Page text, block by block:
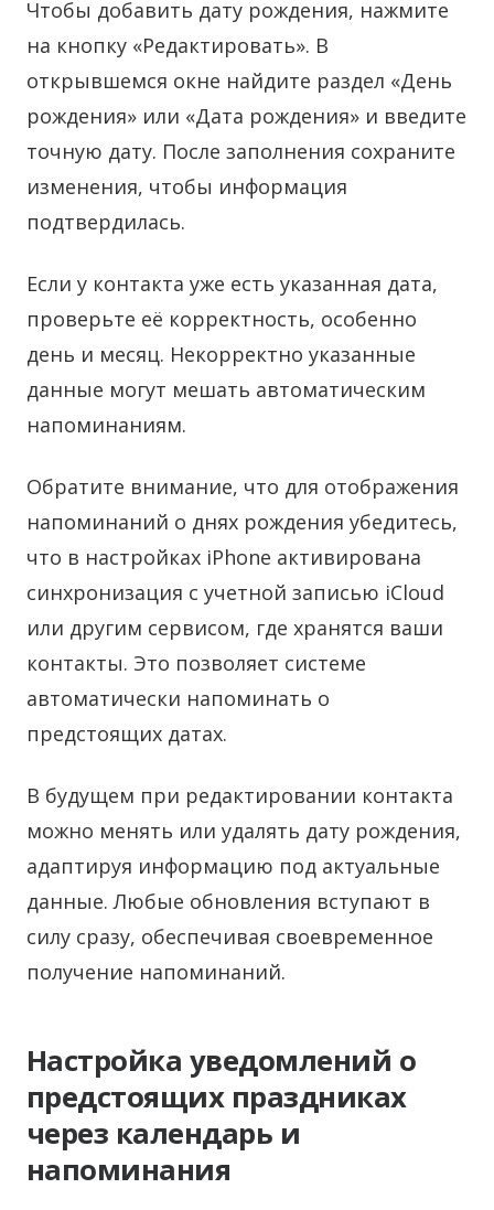
Чтобы добавить дату рождения, нажмите
на кнопку «Редактировать». В
открывшемся окне найдите раздел «День
рождения» или «Дата рождения» и введите
точную дату. После заполнения сохраните
изменения, чтобы информация
подтвердилась.
Если у контакта уже есть указанная дата,
проверьте её корректность, особенно
день и месяц. Некорректно указанные
данные могут мешать автоматическим
напоминаниям.
Обратите внимание, что для отображения
напоминаний о днях рождения убедитесь,
что в настройках iPhone активирована
синхронизация с учетной записью iCloud
или другим сервисом, где хранятся ваши
контакты. Это позволяет системе
автоматически напоминать о
предстоящих датах.
В будущем при редактировании контакта
можно менять или удалять дату рождения,
адаптируя информацию под актуальные
данные. Любые обновления вступают в
силу сразу, обеспечивая своевременное
получение напоминаний.
Настройка уведомлений о
предстоящих праздниках
через календарь и
напоминания